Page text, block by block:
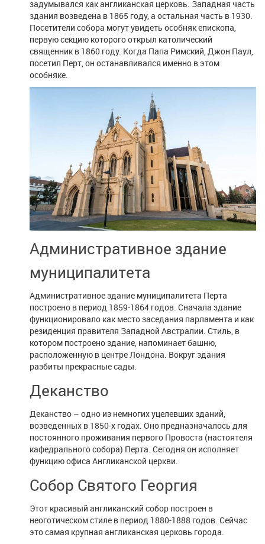
задумывался как англиканская церковь. Западная часть
здания возведена в 1865 году, а остальная часть в 1930.
Посетители собора могут увидеть особняк епископа,
первую секцию которого открыл католический
священник в 1860 году. Когда Папа Римский, Джон Паул,
посетил Перт, он останавливался именно в этом
особняке.
Административное здание
муниципалитета
Административное здание муниципалитета Перта
построено в период 1859-1864 годов. Сначала здание
функционировало как место заседания парламента и как
резиденция правителя Западной Австралии. Стиль, в
котором построено здание, напоминает башню,
расположенную в центре Лондона. Вокруг здания
разбиты прекрасные сады.
Деканство
Деканство – одно из немногих уцелевших зданий,
возведенных в 1850-х годах. Оно предназначалось для
постоянного проживания первого Провоста (настоятеля
кафедрального собора) Перта. Сегодня он исполняет
функцию офиса Англиканской церкви.
Собор Святого Георгия
Этот красивый англиканский собор построен в
неоготическом стиле в период 1880-1888 годов. Сейчас
это самая крупная англиканская церковь города.